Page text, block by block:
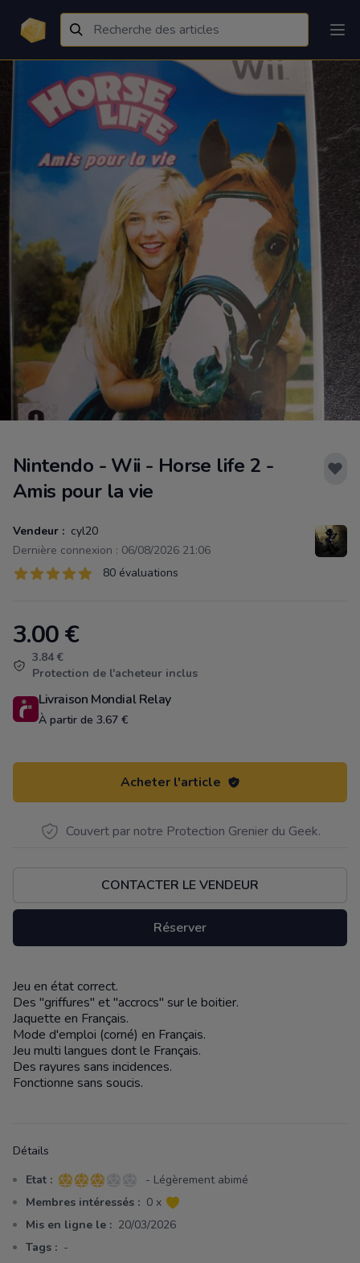
Nintendo - Wii - Horse life 2 -
Amis pour la vie
Vendeur : cyl20
Dernière connexion : 06/08/2026 21:06
Évaluations
80 sur 5 étoiles 80 évaluations
Product information
3.00€
3.84 €
Protection de l'acheteur inclus
Livraison Mondial Relay
À partir de 3.67 €
Acheter l'article
Couvert par notre Protection Grenier du Geek.
CONTACTER LE VENDEUR
Réserver
Description
Jeu en état correct.
Des "griffures" et "accrocs" sur le boitier.
Jaquette en Français.
Mode d'emploi (corné) en Français.
Jeu multi langues dont le Français.
Des rayures sans incidences.
Fonctionne sans soucis.
Détails
Etat : 3 sur 5 étoiles
- Légèrement abimé
Membres intéressés : 0 x
Mis en ligne le : 20/03/2026
Tags : -